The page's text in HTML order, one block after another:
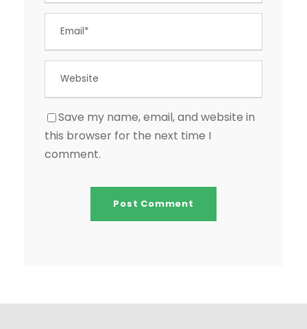
Save my name, email, and website in
this browser for the next time I
comment.